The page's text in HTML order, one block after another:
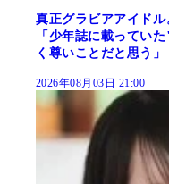
真正グラビアアイド
「少年誌に載ってい
く尊いことだと思う」
2026年08月03日 21:00